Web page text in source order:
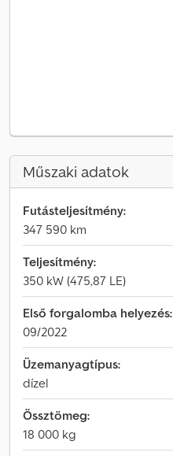
Műszaki adatok
Futásteljesítmény:
347 590 km
Teljesítmény:
350 kW (475,87 LE)
Első forgalomba helyezés:
09/2022
Üzemanyagtípus:
dízel
Össztömeg:
18 000 kg